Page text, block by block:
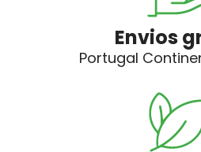
Envios
Portugal